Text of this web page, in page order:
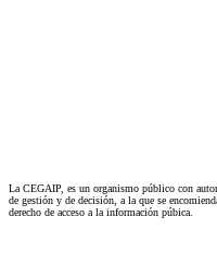
La CEGAIP, es un organismo público con
de gestión y de decisión, a la que se
derecho de acceso a la información púbica.